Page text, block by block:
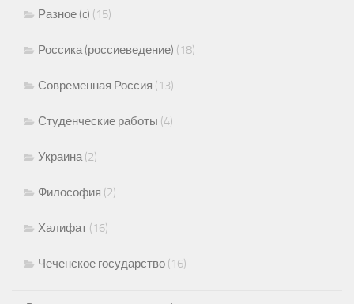
Разное (c) (15)
Россика (россиеведение) (18)
Современная Россия (13)
Студенческие работы (4)
Украина(2)
Философия (2)
Халифат (16)
Чеченское государство (16)